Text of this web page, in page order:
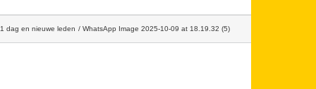
dag en nieuwe leden WhatsApp Image 2025-10-09 at 18.19.32 (5)